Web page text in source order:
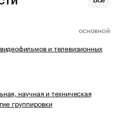
ОСНОВНОЙ
и телевизионных
научная и техническая
группировки